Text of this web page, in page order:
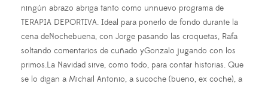
ningún abrazo abriga tanto como unnuevo programa de
TERAPIA DEPORTIVA. Ideal para ponerlo de fondo durante la
cena deNochebuena, con Jorge pasando las croquetas, Rafa
soltando comentarios de cuñado yGonzalo jugando con los
primos.La Navidad sirve, como todo, para contar historias. Que
se lo digan a Michail Antonio, a sucoche (bueno, ex coche), a